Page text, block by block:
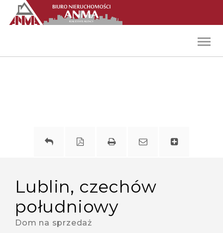
lublin, czechów
południowy
Dom na sprzedaż